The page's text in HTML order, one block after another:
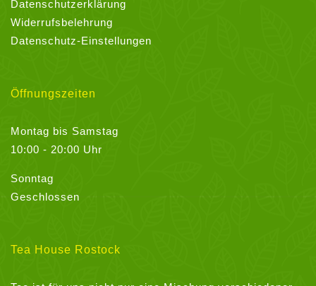
Datenschutzerklärung
Widerrufsbelehrung
Datenschutz-Einstellungen
Öffnungszeiten
Montag bis Samstag
10:00 - 20:00 Uhr
Sonntag
Geschlossen
Tea House Rostock